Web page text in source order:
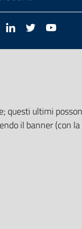
InstagramLinkedIn Twitter
questi ultimi
il banner (con la